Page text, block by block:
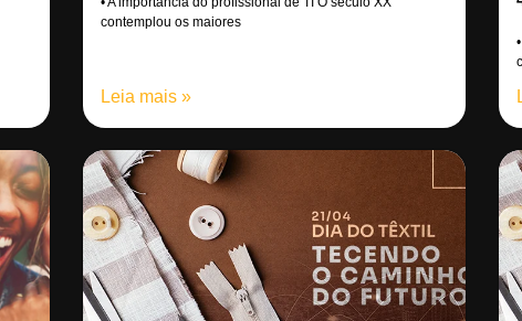
contemplou os maiores
Leia mais »